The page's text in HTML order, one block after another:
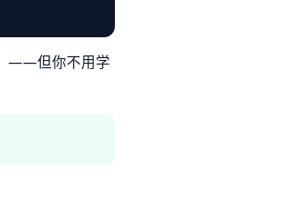
——但你不用学